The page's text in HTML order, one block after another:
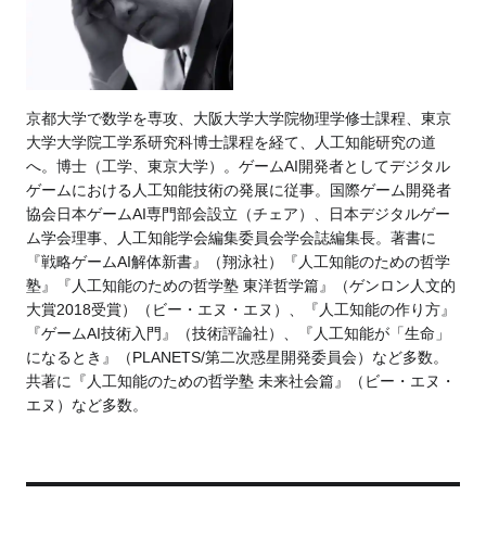
京都大学で数学を専攻、大阪大学大学院物理学修士課程、東京
大学大学院工学系研究科博士課程を経て、人工知能研究の道
へ。博士（工学、東京大学）。ゲームAI開発者としてデジタル
ゲームにおける人工知能技術の発展に従事。国際ゲーム開発者
協会日本ゲームAI専門部会設立（チェア）、日本デジタルゲー
ム学会理事、人工知能学会編集委員会学会誌編集長。著書に
『戦略ゲームAI解体新書』（翔泳社）『人工知能のための哲学
塾』『人工知能のための哲学塾 東洋哲学篇』（ゲンロン人文的
大賞2018受賞）（ビー・エヌ・エヌ）、『人工知能の作り方』
『ゲームAI技術入門』（技術評論社）、『人工知能が「生命」
になるとき』（PLANETS/第二次惑星開発委員会）など多数。
共著に『人工知能のための哲学塾 未来社会篇』（ビー・エヌ・
エヌ）など多数。